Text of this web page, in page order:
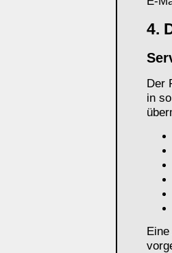
4.
Der
in